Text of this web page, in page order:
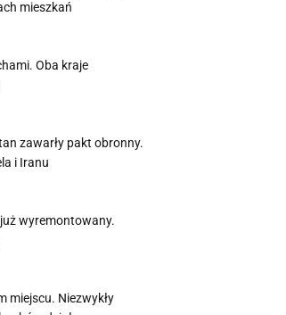
mieszkań
Oba kraje
zawarły pakt obronny.
i Iranu
wyremontowany.
miejscu. Niezwykły